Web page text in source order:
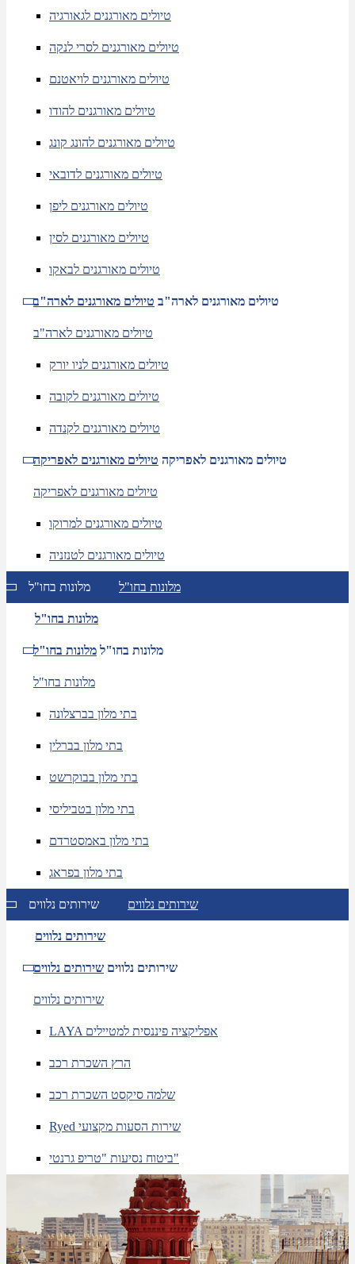
טיולים מאורגנים לגאורגיה
טיולים מאורגנים לסרי לנקה
טיולים מאורגנים לויאטנם
טיולים מאורגנים להודו
טיולים מאורגנים להונג קונג
טיולים מאורגנים לדובאי
טיולים מאורגנים ליפן
טיולים מאורגנים לסין
טיולים מאורגנים לבאקו
טיולים מאורגנים לארה"ב טיולים מאורגנים לארה"ב
טיולים מאורגנים לארה"ב
טיולים מאורגנים לניו יורק
טיולים מאורגנים לקובה
טיולים מאורגנים לקנדה
טיולים מאורגנים לאפריקה טיולים מאורגנים לאפריקה
טיולים מאורגנים לאפריקה
טיולים מאורגנים למרוקו
טיולים מאורגנים לטנזניה
מלונות בחו"ל מלונות בחו"ל
מלונות בחו"ל
מלונות בחו"ל מלונות בחו"ל
מלונות בחו"ל
בתי מלון בברצלונה
בתי מלון בברלין
בתי מלון בבוקרשט
בתי מלון בטביליסי
בתי מלון באמסטרדם
בתי מלון בפראג
שירותים נלווים שירותים נלווים
שירותים נלווים
שירותים נלווים שירותים נלווים
שירותים נלווים
LAYA אפליקציה פיננסית למטיילים
הרץ השכרת רכב
שלמה סיקסט השכרת רכב
Ryed שירות הסעות מקצועי
ביטוח נסיעות "טריפ גרנטי"